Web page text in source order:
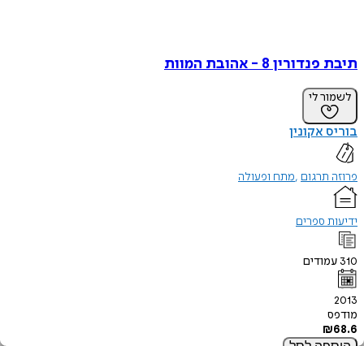
8 - אהובת המוות
לי
אקונין
תרגום מתח ופעולה
ספרים